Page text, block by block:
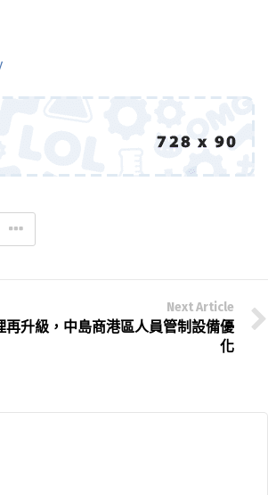
Next Article
再升級，中島商港區人員管制設備優
化